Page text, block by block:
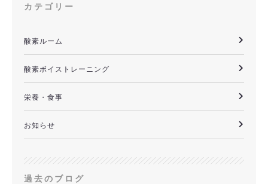
カテゴリー
お知らせ
栄養・食事
酸素ボイストレーニング
酸素ルーム
過去のブログ